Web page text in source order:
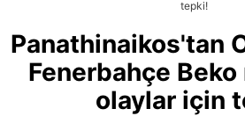
tepki!
Panathinaikos'tan
Fenerbahçe Beko
olaylar için